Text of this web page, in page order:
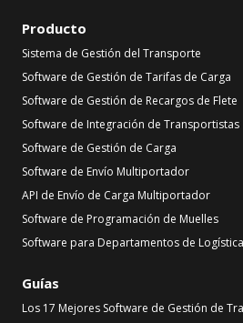
Producto
Sistema de Gestión del Transporte
Software de Gestión de Tarifas de Carga
Software de Gestión de Recargos de Flete
Software de Integración de Transportistas
Software de Gestión de Carga
Software de Envío Multiportador
API de Envío de Carga Multiportador
Software de Programación de Muelles
Software para Departamentos de Logística
Guías
Los 17 Mejores Software de Gestión de